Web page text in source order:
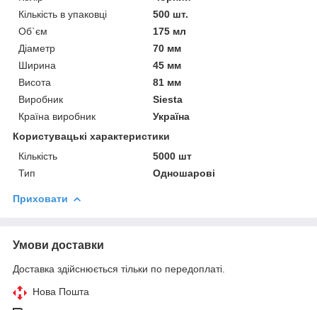
Кількість в упаковці
500 шт.
Об`єм
175 мл
Діаметр
70 мм
Ширина
45 мм
Висота
81 мм
Виробник
Siesta
Країна виробник
Україна
Користувацькі характеристики
Кількість
5000 шт
Тип
Одношарові
Приховати
Умови доставки
Доставка здійснюється тільки по передоплаті.
Нова Пошта